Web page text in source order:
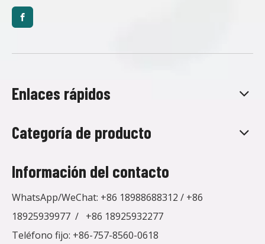
Enlaces rápidos
Categoría de producto
Información del contacto
WhatsApp/WeChat: +86 18988688312 / +86
18925939977 / +86 18925932277
Teléfono fijo: +86-757-8560-0618